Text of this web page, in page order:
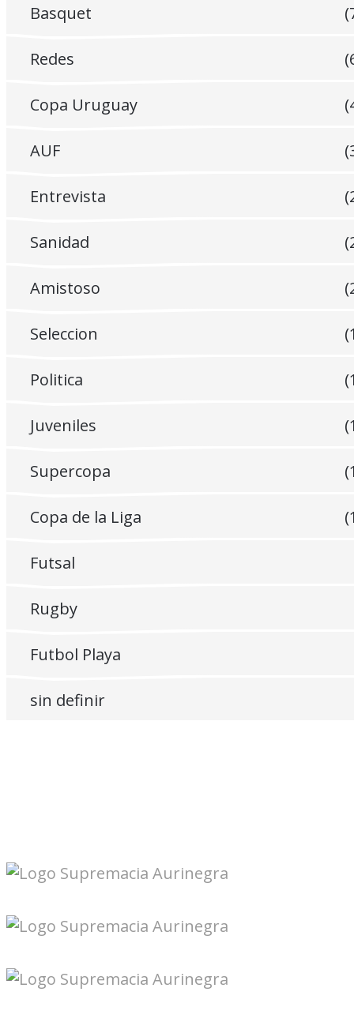
Basquet
Redes
Copa Uruguay
AUF
Entrevista
Sanidad
Amistoso
Seleccion
Politica
Juveniles
Supercopa
Copa de la Liga
Futsal
Rugby
Futbol Playa
sin definir